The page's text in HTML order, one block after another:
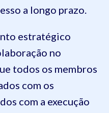
a longo prazo.
estratégico
no
todos os membros
com os
com a execução